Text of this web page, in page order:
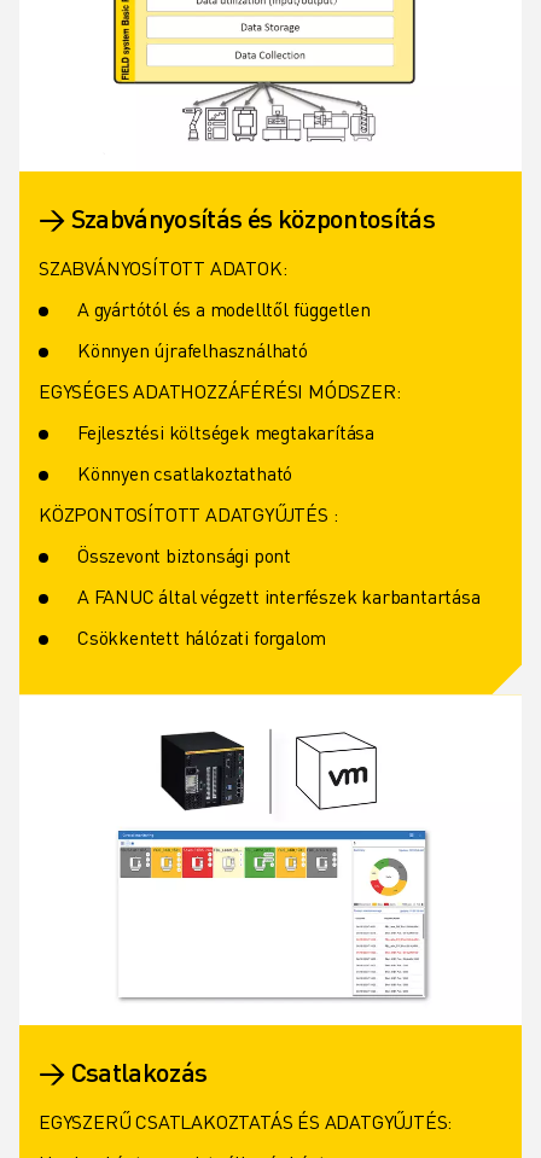
→ Szabványosítás és központosítás
SZABVÁNYOSÍTOTT ADATOK:
A gyártótól és a modelltől független
Könnyen újrafelhasználható
EGYSÉGES ADATHOZZÁFÉRÉSI MÓDSZER:
Fejlesztési költségek megtakarítása
Könnyen csatlakoztatható
KÖZPONTOSÍTOTT ADATGYŰJTÉS :
Összevont biztonsági pont
A FANUC által végzett interfészek karbantartása
Csökkentett hálózati forgalom
→ Csatlakozás
EGYSZERŰ CSATLAKOZTATÁS ÉS ADATGYŰJTÉS: